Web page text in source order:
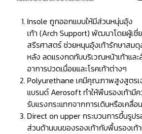
Insole ถูกออกแบบให้มีส่วนหนุ่นอุ้ง
เท้า (Arch Support) พัฒนาโดยผู้เ
สรีรศาสตร์ ช่วยหนุนอุ้งเท้ารักษาสม
หลัง ลดแรงกดทับบริเวณหน้าเท้าและ
อาการปวดเมื่อยและโรคเท้าต่างๆ
Polyurethane เคมีคุณภาพสูงสูตรเ
แบรนด์ Aerosoft ทำให้พืนรองเท้ามี
รับแรงกระแทกจากการเดินหรือเคลื่อ
Direct on upper กระบวนการขึ้นรูป
ส่วนด้านบนของรองเท้ากับพื้นรองเท้